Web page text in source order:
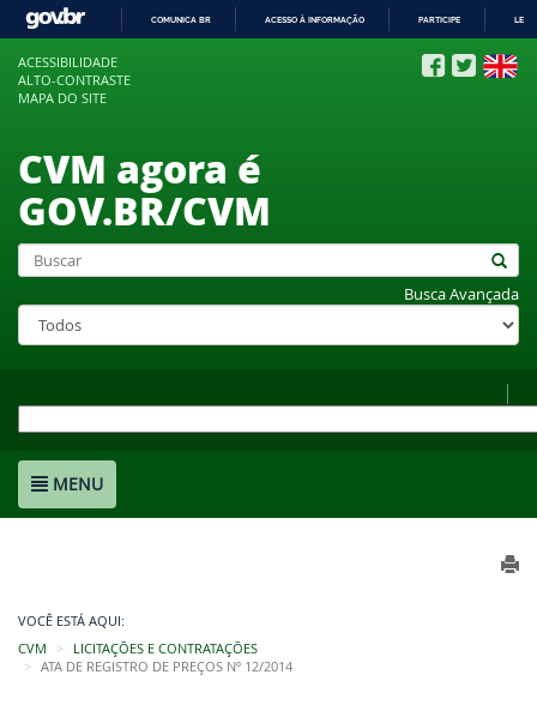
COMUNICA BR ACESSO À INFORMAÇÃO PARTICIPE
ACESSIBILIDADE
ALTO-CONTRASTE
MAPA DO SITE
CVM agora é
GOV.BR/CVM
Busca Avançada
MENU
VOCÊ ESTÁ AQUI:
CVM
LICITAÇÕES E CONTRATAÇÕES
ATA DE REGISTRO DE PREÇOS Nº 12/2014